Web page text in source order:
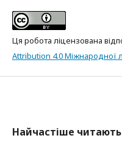
Ця робота ліцензована
Attribution 4.0 Міжнародної
Найчастіше читають